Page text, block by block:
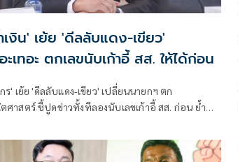
เงิน' เย้ย 'ดีลลับแดง-เขียว'
ะเทอะ ตกเลขนับเก้าอี้ สส. ให้ได้ก่อน
ร' เย้ย 'ดีลลับแดง-เขียว' เปลี่ยนนายกฯ ตก
ข่าวทั้งทีลองนับเลขเก้าอี้ สส. ก่อน ย้ำ